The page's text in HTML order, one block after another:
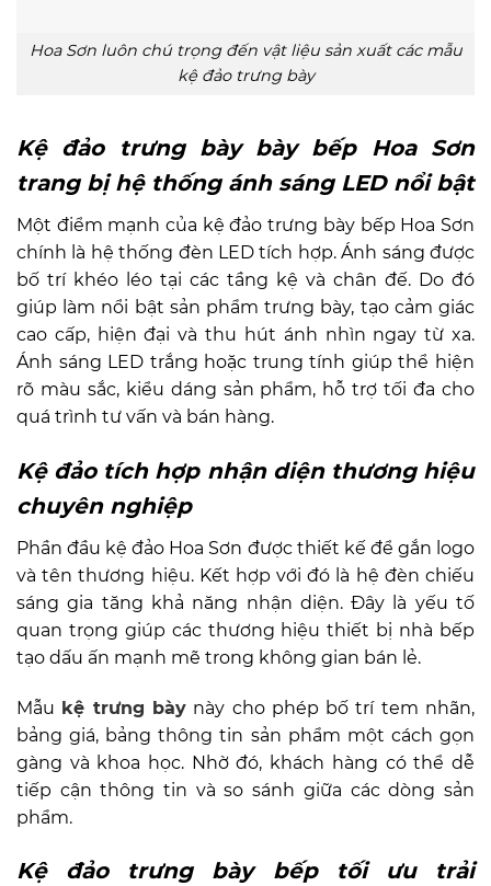
Hoa Sơn luôn chú trọng đến vật liệu sản xuất các mẫu
kệ đảo trưng bày
Kệ đảo trưng bày bày bếp Hoa Sơn
trang bị hệ thống ánh sáng LED nổi bật
Một điểm mạnh của kệ đảo trưng bày bếp Hoa Sơn
chính là hệ thống đèn LED tích hợp. Ánh sáng được
bố trí khéo léo tại các tầng kệ và chân đế. Do đó
giúp làm nổi bật sản phẩm trưng bày, tạo cảm giác
cao cấp, hiện đại và thu hút ánh nhìn ngay từ xa.
Ánh sáng LED trắng hoặc trung tính giúp thể hiện
rõ màu sắc, kiểu dáng sản phẩm, hỗ trợ tối đa cho
quá trình tư vấn và bán hàng.
Kệ đảo tích hợp nhận diện thương hiệu
chuyên nghiệp
Phần đầu kệ đảo Hoa Sơn được thiết kế để gắn logo
và tên thương hiệu. Kết hợp với đó là hệ đèn chiếu
sáng gia tăng khả năng nhận diện. Đây là yếu tố
quan trọng giúp các thương hiệu thiết bị nhà bếp
tạo dấu ấn mạnh mẽ trong không gian bán lẻ.
Mẫu kệ trưng bàynày cho phép bố trí tem nhãn,
bảng giá, bảng thông tin sản phẩm một cách gọn
gàng và khoa học. Nhờ đó, khách hàng có thể dễ
tiếp cận thông tin và so sánh giữa các dòng sản
phẩm.
Kệ đảo trưng bày bếp tối ưu trải